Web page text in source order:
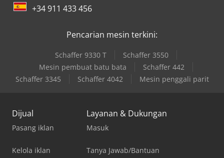
+34 911 433 456
Pencarian mesin terkini:
Schaffer 9330 T
Schaffer 3550
Mesin pembuat batu bata
Schaffer 442
Schaffer 3345
Schaffer 4042 Mesin penggali parit
Dijual
Pasang iklan
Kelola iklan
Layanan & Dukungan
Masuk
Tanya Jawab/Bantuan